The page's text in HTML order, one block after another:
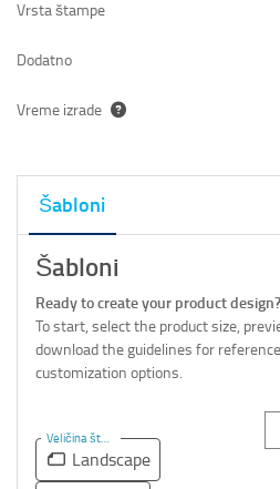
Vrsta štampe
Dodatno
Vreme izrade
Šabloni
Šabloni
Ready to create your product design?
To start, select the product size,
download the guidelines for
customization options.
Veličina štampe
Landscape